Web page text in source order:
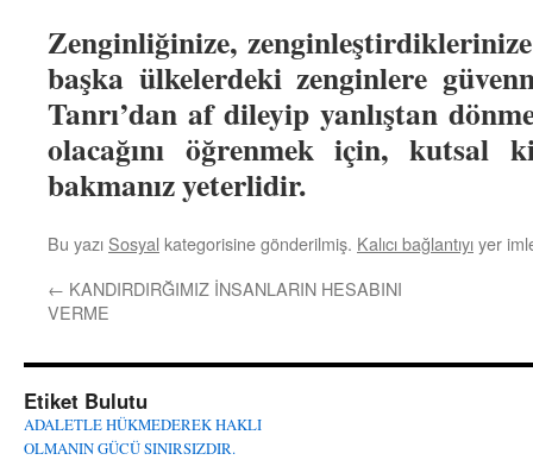
Zenginliğinize,
başka ülkelerdeki zenginlere
Tanrı’dan af dileyip yanlıştan
olacağını öğrenmek için, kutsal
bakmanız yeterlidir.
Bu yazı Sosyal kategorisine gönderilmiş. Kalıcı bağlantıyıyer
← KANDIRDIRĞIMIZ İNSANLARIN HESABINI
VERME
Etiket Bulutu
ADALETLE HÜKMEDEREK HAKLI
OLMANIN GÜCÜ SINIRSIZDIR.